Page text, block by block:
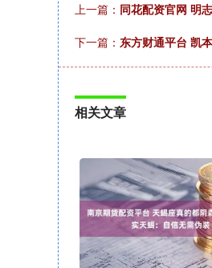
上一篇： 同花配资官网 明
下一篇： 东方财通平台 凯
相关文章